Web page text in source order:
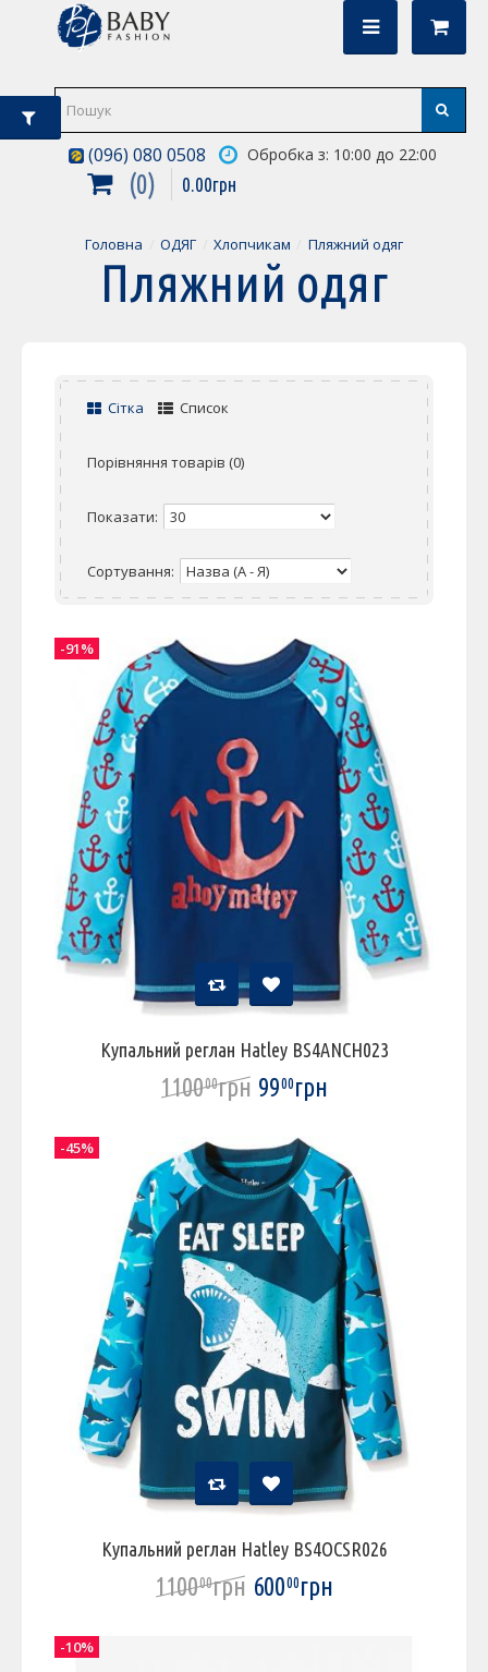
(096) 080 0508 Обробка з: 10:00 до 22:00
0 0.00грн
Головна ОДЯГ Хлопчикам Пляжний одяг
Пляжний одяг
Сітка Список
Порівняння товарів (0)
Показати:
Сортування:
Купальний реглан Hatley BS4ANCH023
110000грн 9900грн
-91%
Купальний реглан Hatley BS4OCSR026
110000грн 60000грн
-45%
-10%